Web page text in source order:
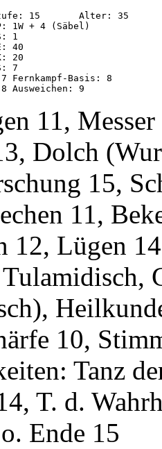
15       Alter: 35
1W + 4 (Säbel)
1
40
20
7
Fernkampf-Basis: 8
Ausweichen: 9
11,
Dolch
15,
11,
12, Lügen
10,
Tanz
T. d.
Ende 15